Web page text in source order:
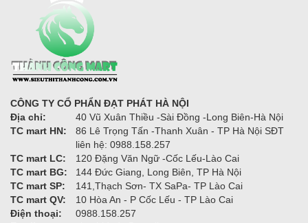
CÔNG TY CỔ PHẨN ĐẠT PHÁT HÀ NỘI
Địa chỉ:
40 Vũ Xuân Thiều -Sài Đồng -Long Biên-Hà Nội
TC mart HN:
86 Lê Trọng Tấn -Thanh Xuân - TP Hà Nội SĐT
liên hệ: 0988.158.257
TC mart LC:
120 Đặng Văn Ngữ -Cốc Lếu-Lào Cai
TC mart BG:
144 Đức Giang, Long Biên, TP Hà Nội
TC mart SP:
141,Thạch Sơn- TX SaPa- TP Lào Cai
TC mart QV:
10 Hòa An - P Cốc Lếu - TP Lào Cai
Điện thoại:
0988.158.257